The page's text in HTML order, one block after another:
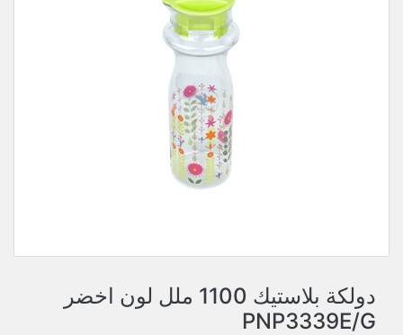
دولكة بلاستيك 1100 ملل لون اخضر
PNP3339E/G